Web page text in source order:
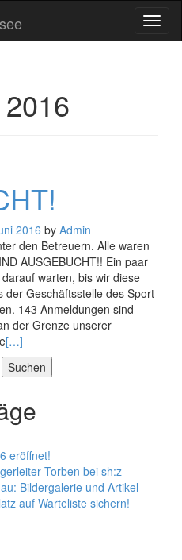
2016 by Admin
den Betreuern. Alle waren
AUSGEBUCHT!! Ein paar
warten, bis wir diese
Geschäftsstelle des Sport-
143 Anmeldungen sind
der Grenze unserer
[…]
eröffnet!
Torben bei sh:z
Bildergalerie und Artikel
auf Warteliste sichern!